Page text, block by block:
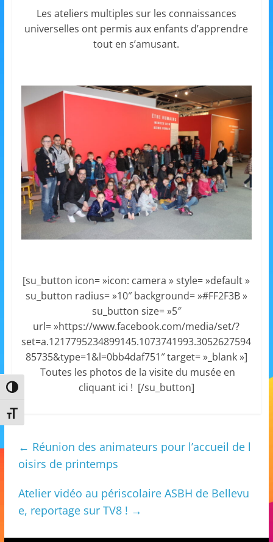
Passer en contraste élevé
Changer la taille de la police
l'Animation
Stiring-
Wendel
L
o
i
s
,
é
d
u
c
a
n
i
Les ateliers multiples sur les connaissances
universelles ont permis aux enfants d’apprendre
tout en s’amusant.
[su_button icon= »icon: camera » style= »default »
su_button radius= »10″ background= »#FF2F3B »
su_button size= »5″
url= »https://www.facebook.com/media/set/?
set=a.1217795234899145.1073741993.3052627594
85735&type=1&l=0bb4daf751″ target= »_blank »]
Toutes les photos de la visite du musée en
cliquant ici ! [/su_button]
← Réunion des animateurs pour l’accueil de l
oisirs de printemps
Atelier vidéo au périscolaire ASBH de Bellevu
e, reportage sur TV8 ! →